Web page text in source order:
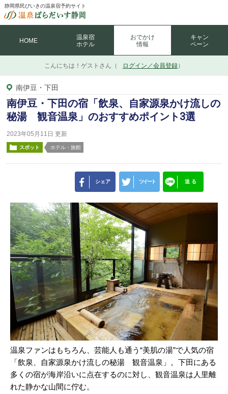
静岡県民びいきの温泉宿予約サイト
HOME
温泉宿
ホテル
おでかけ
情報
キャン
ペーン
こんにちは！ ゲストさん（ ログイン／会員登録）
南伊豆・下田
南伊豆・下田の宿「飲泉、自家源泉かけ流しの
秘湯 観音温泉」のおすすめポイント3選
2023年05月11日 更新
スポット ホテル・旅館
シェア ツイート 送 る
温泉ファンはもちろん、芸能人も通う“美肌の湯”で人気の宿
「飲泉、自家源泉かけ流しの秘湯 観音温泉」。下田にある
多くの宿が海岸沿いに点在するのに対し、観音温泉は人里離
れた静かな山間に佇む。